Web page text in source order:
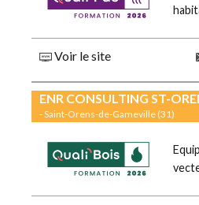
Voir le site
ENR CONSULTING ST-
- Saint-Orens-de-Gameville (31)